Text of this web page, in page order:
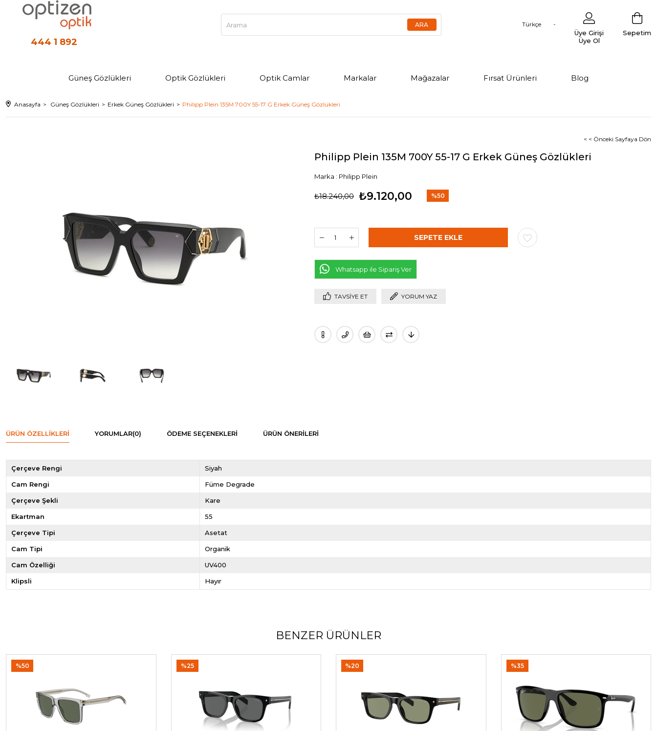
444 1 892
Türkçe
Sepetim
Üye Girişi
Üye Ol
Güneş Gözlükleri Optik Gözlükleri Optik Camlar Markalar Mağazalar Fırsat Ürünleri Blog
Anasayfa Güneş Gözlükleri Erkek Güneş Gözlükleri Philipp Plein 135M 700Y 55-17 G Erkek Güneş Gözlükleri
< < Önceki Sayfaya Dön
Philipp Plein 135M 700Y 55-17 G Erkek Güneş Gözlükleri
Marka : Philipp Plein
₺18.240,00 ₺9.120,00 %50
Whatsapp ile Sipariş Ver
TAVSIYE ET YORUM YAZ
ÜRÜN ÖZELLIKLERI YORUMLAR(0) ÖDEME SEÇENEKLERI ÜRÜN ÖNERILERI
Çerçeve Rengi Siyah
Cam Rengi Füme Degrade
Çerçeve Şekli Kare
Ekartman 55
Çerçeve Tipi Asetat
Cam Tipi Organik
Cam Özelliği UV400
Klipsli Hayır
BENZER ÜRÜNLER
%50 %25 %20 %35